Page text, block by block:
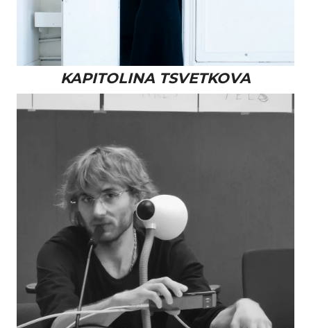
KAPITOLINA TSVETKOVA